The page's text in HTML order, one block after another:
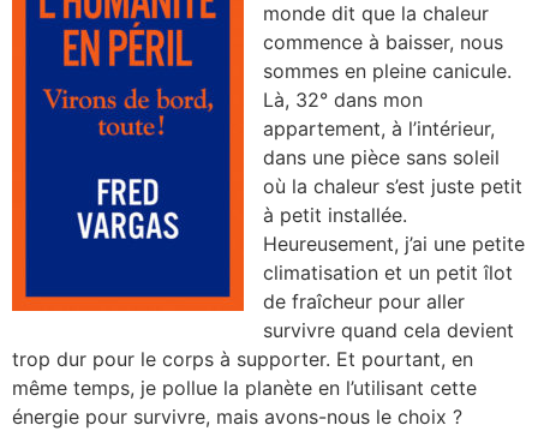
monde dit que la chaleur
commence à baisser, nous
sommes en pleine canicule.
Là, 32° dans mon
appartement, à l’intérieur,
dans une pièce sans soleil
où la chaleur s’est juste petit
à petit installée.
Heureusement, j’ai une petite
climatisation et un petit îlot
de fraîcheur pour aller
survivre quand cela devient
trop dur pour le corps à supporter. Et pourtant, en
même temps, je pollue la planète en l’utilisant cette
énergie pour survivre, mais avons-nous le choix ?